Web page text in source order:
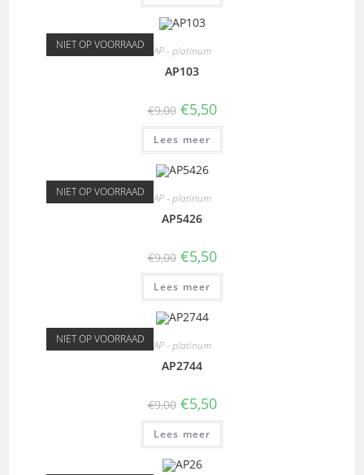
NIET OP VOORRAAD AP - platinum
AP103
€9,00 €5,50
Lees meer
NIET OP VOORRAAD AP - platinum
AP5426
€9,00 €5,50
Lees meer
NIET OP VOORRAAD AP - platinum
AP2744
€9,00 €5,50
Lees meer